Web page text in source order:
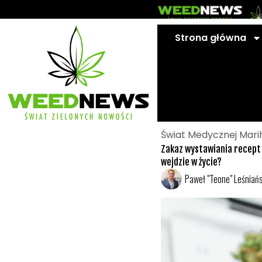
do
Strona główna
Świat Medycznej
Zakaz wystawiania
wejdzie w życie?
Paweł "Teone"